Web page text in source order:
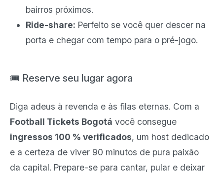
bairros próximos.
Ride-share: Perfeito se você quer descer na
porta e chegar com tempo para o pré-jogo.
🎟️ Reserve seu lugar agora
Diga adeus à revenda e às filas eternas. Com a
Football Tickets Bogotá você consegue
ingressos 100 % verificados, um host dedicado
e a certeza de viver 90 minutos de pura paixão
da capital. Prepare-se para cantar, pular e deixar